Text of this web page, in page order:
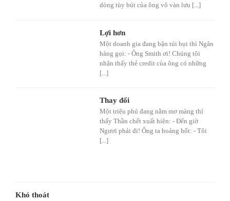
dòng tùy bút của ông vô vàn lưu [...]
Lợi hơn
Một doanh gia đang bận túi bụi thì Ngân
hàng gọi: - Ông Smith ơi! Chúng tôi
nhận thấy thẻ credit của ông có những
[...]
Thay đổi
Một triệu phú đang nằm mơ màng thì
thấy Thần chết xuất hiện: - Đến giờ
Ngươi phải đi! Ông ta hoảng hốt: - Tôi
[...]
Khó thoát